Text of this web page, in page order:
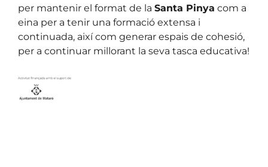
per mantenir el format de la Santa Pinya com a
eina per a tenir una formació extensa i
continuada, així com generar espais de cohesió,
per a continuar millorant la seva tasca educativa!